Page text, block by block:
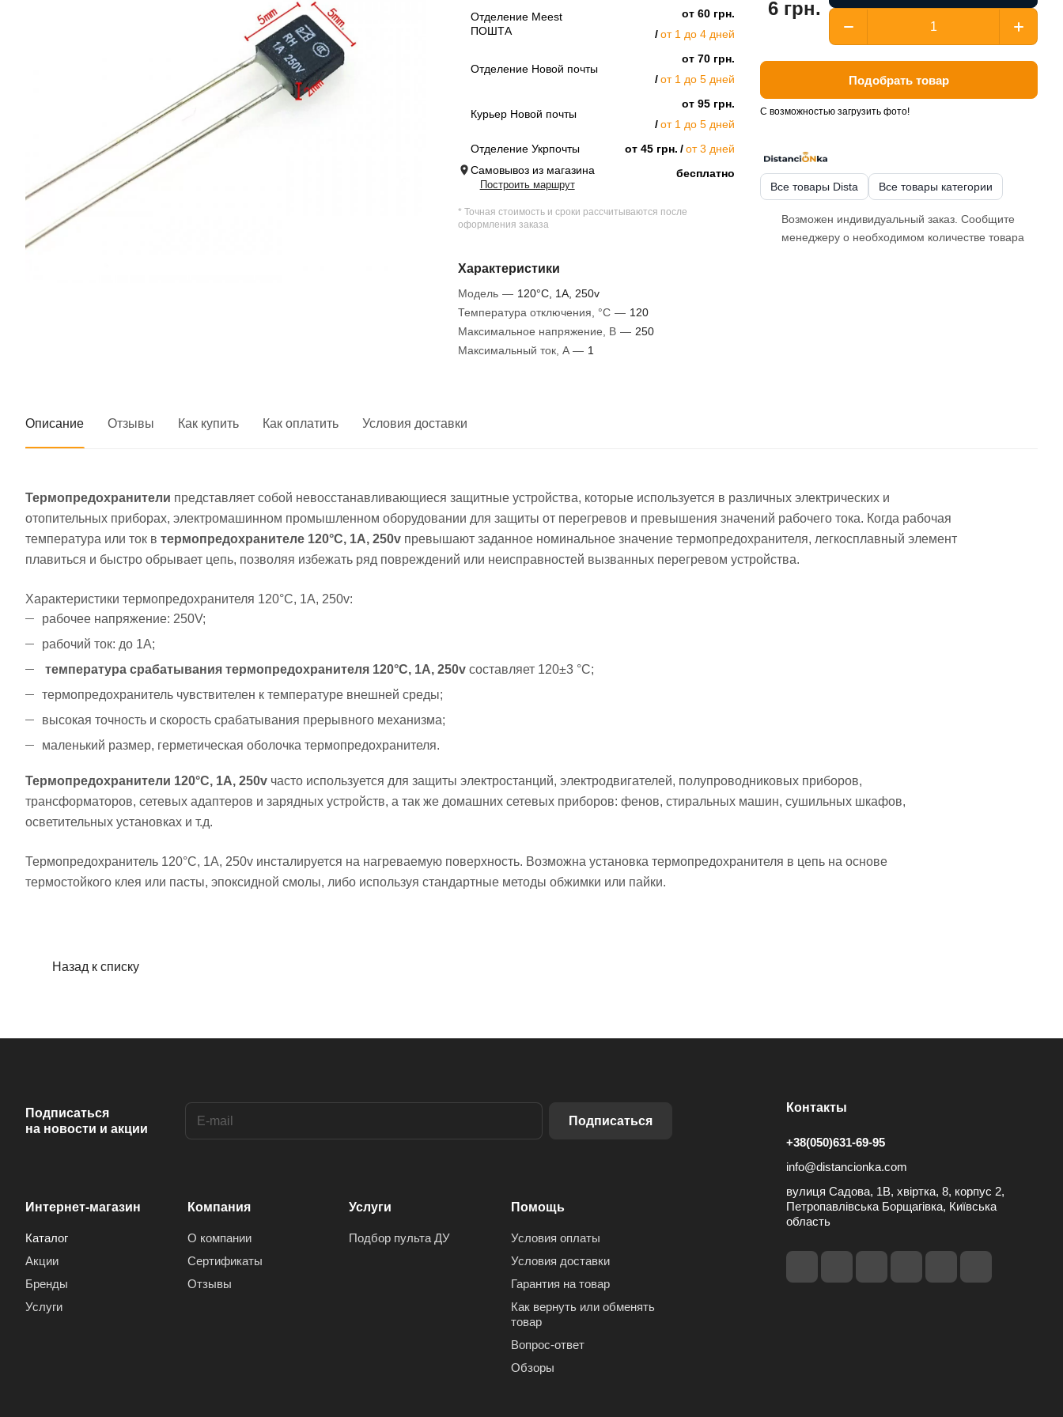
Отделение Meest
ПОШТА
от 60 грн.
от 1 до 4 дней
Отделение Новой почты
от 70 грн.
от 1 до 5 дней
Курьер Новой почты
от 95 грн.
от 1 до 5 дней
Отделение Укрпочты
от 45 грн.
от 3 дней
Самовывоз из магазина
Построить маршрут
бесплатно
* Точная стоимость и сроки рассчитываются после
оформления заказа
Характеристики
Модель — 120°C, 1А, 250v
Температура отключения, °C — 120
Максимальное напряжение, В — 250
Максимальный ток, A — 1
6 грн.
Подобрать товар
С возможностью загрузить фото!
Все товары Dista Все товары категории
Возможен индивидуальный заказ. Сообщите
менеджеру о необходимом количестве товара
Описание Отзывы Как купить Как оплатить Условия доставки
Термопредохранители представляет собой невосстанавливающиеся защитные устройства, которые используется в различных электрических и
отопительных приборах, электромашинном промышленном оборудовании для защиты от перегревов и превышения значений рабочего тока. Когда рабочая
температура или ток в термопредохранителе 120°C, 1А, 250v превышают заданное номинальное значение термопредохранителя, легкосплавный элемент
плавиться и быстро обрывает цепь, позволяя избежать ряд повреждений или неисправностей вызванных перегревом устройства.
Характеристики термопредохранителя 120°C, 1А, 250v:
рабочее напряжение: 250V;
рабочий ток: до 1А;
температура срабатывания термопредохранителя 120°C, 1А, 250v составляет 120±3 °C;
термопредохранитель чувствителен к температуре внешней среды;
высокая точность и скорость срабатывания прерывного механизма;
маленький размер, герметическая оболочка термопредохранителя.
Термопредохранители 120°C, 1А, 250v часто используется для защиты электростанций, электродвигателей, полупроводниковых приборов,
трансформаторов, сетевых адаптеров и зарядных устройств, а так же домашних сетевых приборов: фенов, стиральных машин, сушильных шкафов,
осветительных установках и т.д.
Термопредохранитель 120°C, 1А, 250v инсталируется на нагреваемую поверхность. Возможна установка термопредохранителя в цепь на основе
термостойкого клея или пасты, эпоксидной смолы, либо используя стандартные методы обжимки или пайки.
Назад к списку
Подписаться
на новости и акции
Подписаться
Интернет-магазин
Каталог
Акции
Бренды
Услуги
Компания
О компании
Сертификаты
Отзывы
Услуги
Подбор пульта ДУ
Помощь
Условия оплаты
Условия доставки
Гарантия на товар
Как вернуть или обменять
товар
Вопрос-ответ
Обзоры
Контакты
+38(050)631-69-95
info@distancionka.com
вулиця Садова, 1В, хвіртка, 8, корпус 2,
Петропавлівська Борщагівка, Київська
область